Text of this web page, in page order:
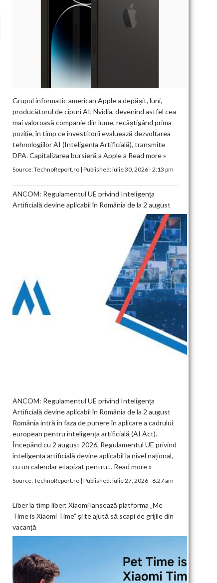
Grupul informatic american Apple a depășit, luni,
producătorul de cipuri AI, Nvidia, devenind astfel cea
mai valoroasă companie din lume, recâștigând prima
poziție, în timp ce investitorii evaluează dezvoltarea
tehnologiilor AI (Inteligența Artificială), transmite
DPA. Capitalizarea bursieră a Apple a Read more »
Source:TechnoReport.ro| Published:iulie 30, 2026 - 2:13 pm
ANCOM: Regulamentul UE privind Inteligența
Artificială devine aplicabil în România de la 2 august
ANCOM: Regulamentul UE privind Inteligența
Artificială devine aplicabil în România de la 2 august
România intră în faza de punere în aplicare a cadrului
european pentru inteligența artificială (AI Act).
Începând cu 2 august 2026, Regulamentul UE privind
inteligența artificială devine aplicabil la nivel național,
cu un calendar etapizat pentru… Read more »
Source:TechnoReport.ro| Published:iulie 27, 2026 - 6:27 am
Liber la timp liber: Xiaomi lansează platforma „Me
Time is Xiaomi Time” și te ajută să scapi de grijile din
vacanță